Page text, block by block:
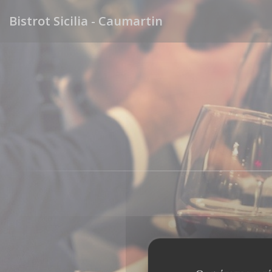
Πίνακας διαχείρισης "Μπισκότων" (Cookies)
Bistrot Sicilia - Caumartin